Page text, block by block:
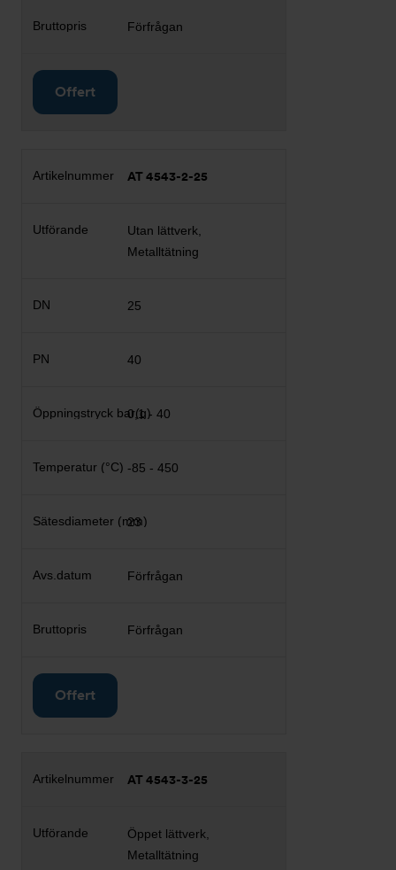
Förfrågan
Offert
AT 4543-2-25
Utan lättverk,
Metalltätning
25
40
0,1 - 40
-85 - 450
23
Förfrågan
Förfrågan
Offert
AT 4543-3-25
Öppet lättverk,
Metalltätning